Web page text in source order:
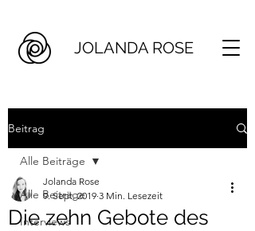
JOLANDA ROSE
Beitrag
Alle Beiträge
Interviews
Alle Beiträge
Die zehn Gebote des
Jolanda Rose
9. Sept. 2019 3 Min. Lesezeit